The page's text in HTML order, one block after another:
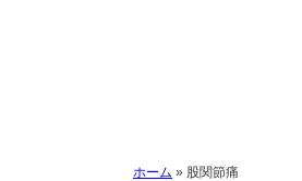
ホーム » 股関節痛